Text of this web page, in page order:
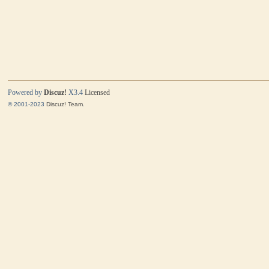
Powered byDiscuz! X3.4 Licensed
© 2001-2023Discuz! Team